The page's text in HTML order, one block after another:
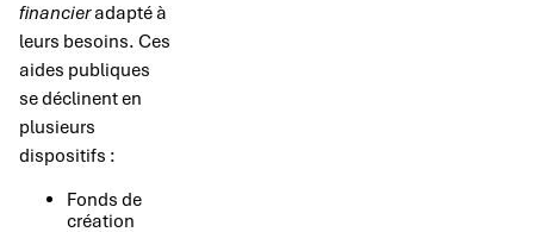
financieradapté à
leurs besoins. Ces
aides publiques
se déclinent en
plusieurs
dispositifs :
Fonds de
création